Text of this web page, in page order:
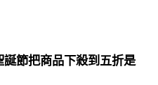
誕節把商品下殺到五折是